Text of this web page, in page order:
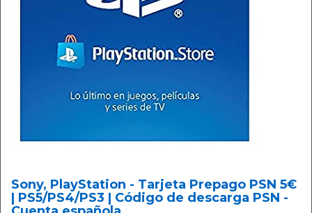
Sony, PlayStation - Tarjeta Prepago PSN 5€
| PS5/PS4/PS3 | Código de descarga PSN -